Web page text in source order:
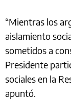
“Mientras los
aislamiento
sometidos a
Presidente
sociales en la
apuntó.